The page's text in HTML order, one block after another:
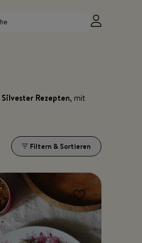
Silvester Rezepten, mit
Filtern & Sortieren